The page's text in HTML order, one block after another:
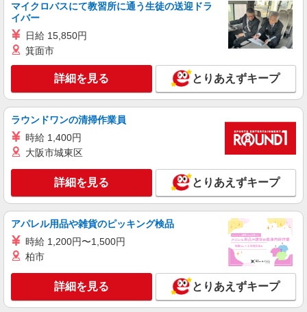
株式会社kotrio /●SW-H1-2024335
＜成増駅＞元気も、プライベートも諦めない＊
通費全支給(ガソリン代含む)＞
板橋区赤塚 ほか区内多数
キープ
派遣社員
看護助手
時給1700円 ◆前払い・日払い・週払いOK
東京都板橋区
キープ 詳細を見る
派遣社員
株式会社kotrio /●SW-H1-1833682
お試し勤務OK♪成増駅の病院で看護助手▼補助
マイクロバスにて教習所に通う生徒の送迎ドラ
イバー
日給 15,850円
箕面市
詳細を見る とりあえずキープ
ラウンドワンの清掃作業員
時給 1,400円
大阪市城東区
詳細を見る とりあえずキープ
アパレル用品や雑貨のピッキング検品
時給 1,200円〜1,500円
柏市
詳細を見る とりあえずキープ